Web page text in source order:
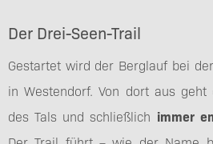
Der Drei-Seen-Trail
Gestartet wird der Berglauf bei
in Westendorf. Von dort aus
des Tals und schließlich immer